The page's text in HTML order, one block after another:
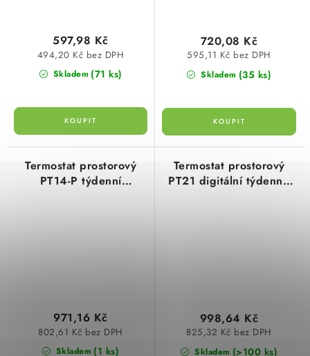
Skladem (71 ks)
494,20 Kč bez DPH
597,98 Kč
Skladem (35 ks)
595,11 Kč bez DPH
720,08 Kč
Termostat prostorový
PT14-P týdenní
Skladem (1 ks)
802,61 Kč bez DPH
971,16 Kč
Termostat prostorový
PT21 digitální týdenní,
Skladem (>100 ks)
825,32 Kč bez DPH
998,64 Kč